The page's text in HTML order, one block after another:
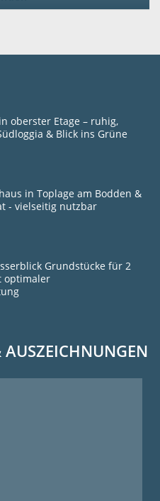
oberster Etage – ruhig,
& Blick ins Grüne
in Toplage am Bodden &
- vielseitig nutzbar
Grundstücke für 2
optimaler
AUSZEICHNUNGEN